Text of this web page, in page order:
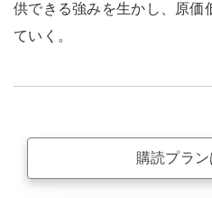
供できる強みを生かし、原価
ていく。
購読プラ